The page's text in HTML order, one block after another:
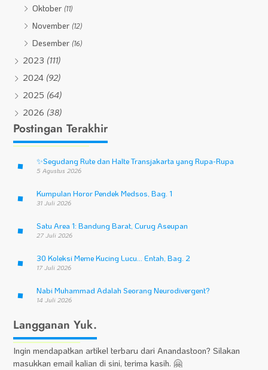
Oktober(11)
November(12)
Desember(16)
2023 (111)
2024 (92)
2025 (64)
2026 (38)
Postingan Terakhir
✨Segudang Rute dan Halte Transjakarta yang Rupa-Rupa
5 Agustus 2026
Kumpulan Horor Pendek Medsos, Bag. 1
31 Juli 2026
Satu Area 1: Bandung Barat, Curug Aseupan
27 Juli 2026
30 Koleksi Meme Kucing Lucu… Entah, Bag. 2
17 Juli 2026
Nabi Muhammad Adalah Seorang Neurodivergent?
14 Juli 2026
Langganan Yuk.
Ingin mendapatkan artikel terbaru dari Anandastoon? Silakan
masukkan email kalian di sini, terima kasih. 🤗